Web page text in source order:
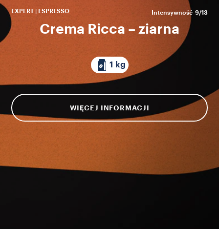
EXPERT | ESPRESSO Intensywność 9/13
Crema Ricca – ziarna
1 kg
WIĘCEJ INFORMACJI